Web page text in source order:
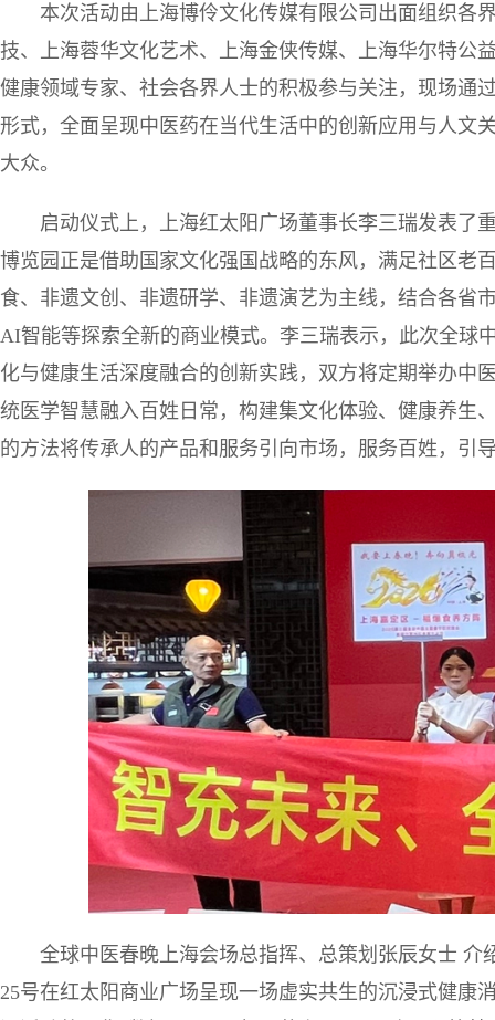
本次活动由上海博伶文化传媒有限公司出面组织各
技、上海蓉华文化艺术、上海金侠传媒、上海华尔特公
健康领域专家、社会各界人士的积极参与关注，现场通
形式，全面呈现中医药在当代生活中的创新应用与人文
大众。
启动仪式上，上海红太阳广场董事长李三瑞发表了
博览园正是借助国家文化强国战略的东风，满足社区老
食、非遗文创、非遗研学、非遗演艺为主线，结合各省
AI智能等探索全新的商业模式。李三瑞表示，此次全球
化与健康生活深度融合的创新实践，双方将定期举办中
统医学智慧融入百姓日常，构建集文化体验、健康养生
的方法将传承人的产品和服务引向市场，服务百姓，引
全球中医春晚上海会场总指挥、总策划张辰女士 介
25号在红太阳商业广场呈现一场虚实共生的沉浸式健康